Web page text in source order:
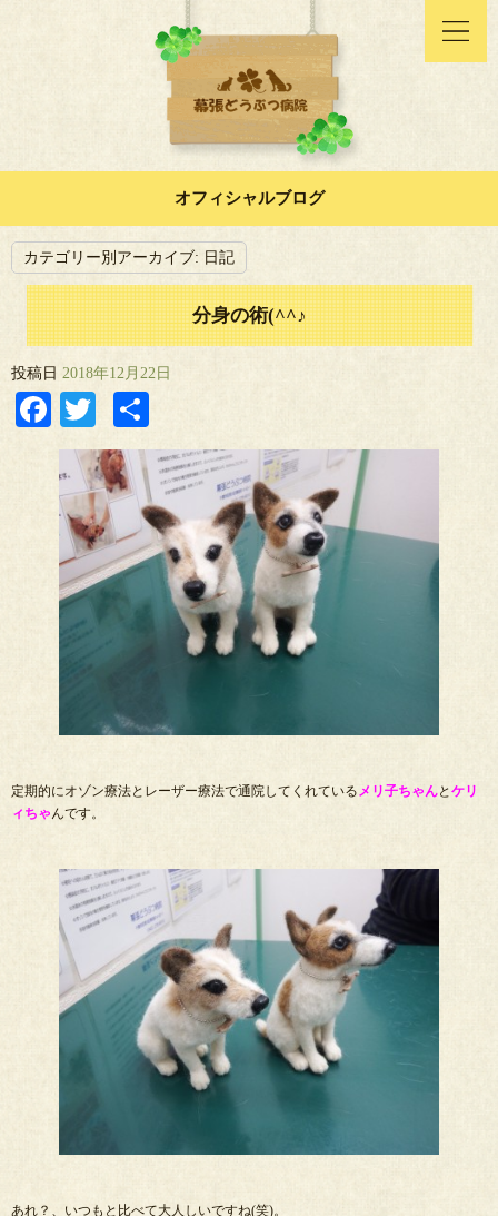
オフィシャルブログ
カテゴリー別アーカイブ: 日記
分身の術(^^♪
投稿日 2018年12月22日
Facebook
Twitter
有
定期的にオゾン療法とレーザー療法で通院してくれているメリ子ちゃんと ケリ
ィちゃんです。
あれ？、いつもと比べて大人しいですね(笑)。